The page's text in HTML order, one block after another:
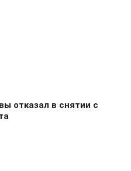
отказал в снятии с